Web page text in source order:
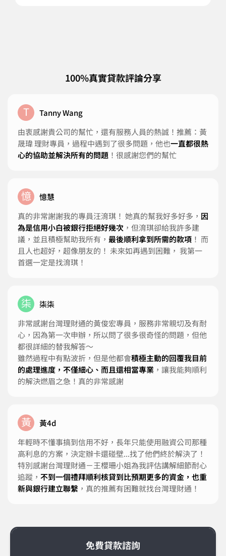
100%真實貸款評論分享
T
Tanny Wang
由衷感謝貴公司的幫忙，還有服務人員的熱誠！推薦：黃
晟瑋 理財專員，過程中遇到了很多問題，他也一直都很熱
心的協助並解決所有的問題 ！很感謝您們的幫忙
憶
憶慧
真的非常謝謝我的專員汪淯琪！ 她真的幫我好多好多， 因
為是信用小白被銀行拒絕好幾次 ，但淯琪卻給我許多建
議，並且積極幫助我所有， 最後順利拿到所需的款項 ！ 而
且人也超好，超像朋友的！ 未來如再遇到困難， 我第一
首選一定是找淯琪！
柒
柒柒
非常感謝台灣理財通的黃俊宏專員，服務非常親切及有耐
心，因為第一次申辦，所以問了很多很奇怪的問題，但他
都很詳細的替我解答～
雖然過程中有點波折，但是他都會積極主動的回覆我目前
的處理進度，不僅細心、而且還相當專業 ，讓我能夠順利
的解決燃眉之急！真的非常感謝
黃
黃4d
年輕時不懂事搞到信用不好，長年只能使用融資公司那種
高利息的方案，決定辦卡還碰壁...找了他們終於解決了！
特別感謝台灣理財通－王櫻珊小姐為我評估講解細節耐心
追蹤， 不到一個禮拜順利核貸到比預期更多的資金，也重
新與銀行建立聯繫 ，真的推薦有困難就找台灣理財通！
免費貸款諮詢